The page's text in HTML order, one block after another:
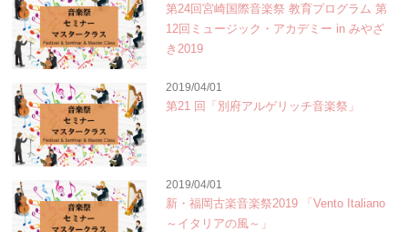
第24回宮崎国際音楽祭 教育プログラム 第
12回ミュージック・アカデミー in みやざ
き2019
2019/04/01
第21 回「別府アルゲリッチ音楽祭」
2019/04/01
新・福岡古楽音楽祭2019 「Vento Italiano
～イタリアの風～」